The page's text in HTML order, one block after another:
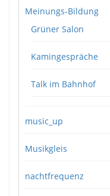
Meinungs-Bildung
Grüner Salon
Kamingespräche
Talk im Bahnhof
music_up
Musikgleis
nachtfrequenz